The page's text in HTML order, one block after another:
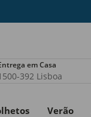
em Casa
392 Lisboa
Verão